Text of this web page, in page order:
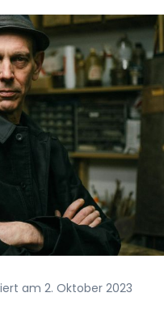
am 2. Oktober 2023